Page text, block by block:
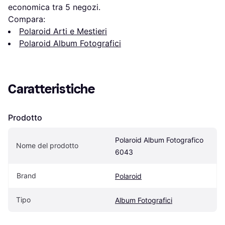
economica tra 5 negozi.
Compara:
Polaroid Arti e Mestieri
Polaroid Album Fotografici
Caratteristiche
Prodotto
Nome del prodotto
Polaroid Album Fotografico
6043
Brand Polaroid
Tipo Album Fotografici